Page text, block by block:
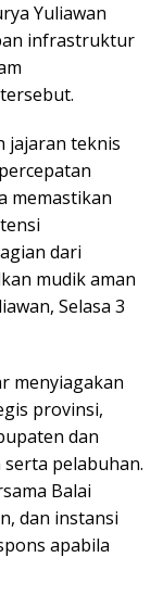
Yuliawan
infrastruktur
jajaran teknis
memastikan
dari
mudik aman
Selasa 3
menyiagakan
provinsi,
dan
pelabuhan.
Balai
dan instansi
apabila